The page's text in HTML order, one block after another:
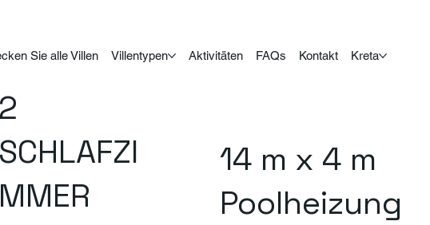
Sie alle Villen Villentypen Aktivitäten FAQs Kontakt Kreta
14 m x 4 m
Poolheizung